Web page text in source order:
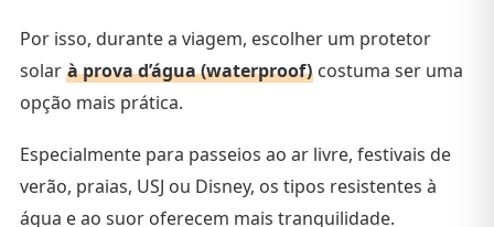
Por isso, durante a viagem, escolher um protetor
solar à prova d’água (waterproof) costuma ser uma
opção mais prática.
Especialmente para passeios ao ar livre, festivais de
verão, praias, USJ ou Disney, os tipos resistentes à
água e ao suor oferecem mais tranquilidade.